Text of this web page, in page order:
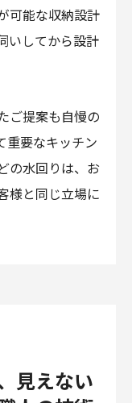
可能な収納設計
いしてから設計
ご提案も自慢の
重要なキッチン
の水回りは、お
様と同じ立場に
見えない